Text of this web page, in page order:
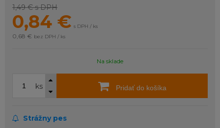
1,49 €s DPH
0,84 € s DPH / ks
0,68 € bez DPH / ks
Na sklade
ks Pridať do košíka
Strážny pes